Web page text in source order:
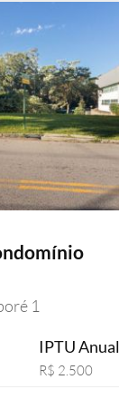
1
IPTU Anual
R$ 2.500